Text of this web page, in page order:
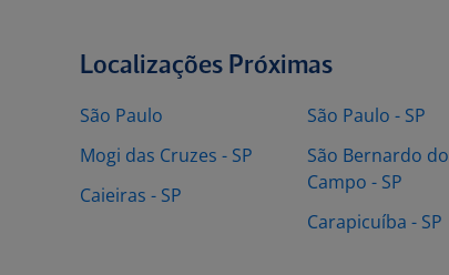
Localizações Próximas
São Paulo
Mogi das Cruzes - SP
Caieiras - SP
São Paulo - SP
São Bernardo do
Campo - SP
Carapicuíba - SP